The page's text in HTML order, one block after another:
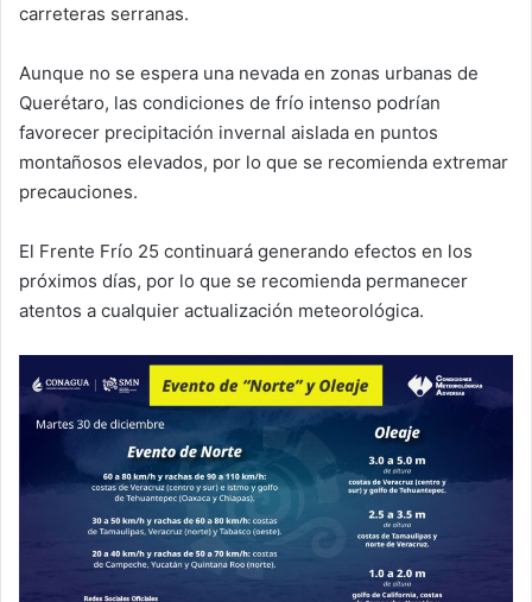
carreteras serranas.
Aunque no se espera una nevada en zonas urbanas de
Querétaro, las condiciones de frío intenso podrían
favorecer precipitación invernal aislada en puntos
montañosos elevados, por lo que se recomienda extremar
precauciones.
El Frente Frío 25 continuará generando efectos en los
próximos días, por lo que se recomienda permanecer
atentos a cualquier actualización meteorológica.